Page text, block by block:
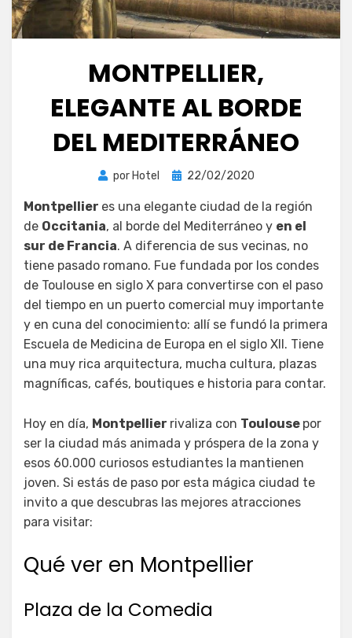
MONTPELLIER,
ELEGANTE AL BORDE
DEL MEDITERRÁNEO
por Hotel
Publicada
22/02/2020
Montpellier es una elegante ciudad de la región
de Occitania, al borde del Mediterráneo y en el
sur de Francia. A diferencia de sus vecinas, no
tiene pasado romano. Fue fundada por los condes
de Toulouse en siglo X para convertirse con el paso
del tiempo en un puerto comercial muy importante
y en cuna del conocimiento: allí se fundó la primera
Escuela de Medicina de Europa en el siglo XII. Tiene
una muy rica arquitectura, mucha cultura, plazas
magníficas, cafés, boutiques e historia para contar.
Hoy en día, Montpellier rivaliza con Toulouse por
ser la ciudad más animada y próspera de la zona y
esos 60.000 curiosos estudiantes la mantienen
joven. Si estás de paso por esta mágica ciudad te
invito a que descubras las mejores atracciones
para visitar:
Qué ver en Montpellier
Plaza de la Comedia